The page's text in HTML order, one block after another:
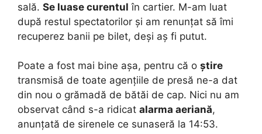
sală. Se luase curentul în cartier. M-am luat
după restul spectatorilor și am renunțat să îmi
recuperez banii pe bilet, deși aș fi putut.
Poate a fost mai bine așa, pentru că o știre
transmisă de toate agențiile de presă ne-a dat
din nou o grămadă de bătăi de cap. Nici nu am
observat când s-a ridicat alarma aeriană,
anunțată de sirenele ce sunaseră la 14:53.